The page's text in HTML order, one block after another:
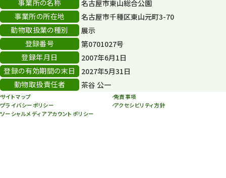
事業所の名称
名古屋市東山総合公園
事業所の所在地
名古屋市千種区東山元町3-70
動物取扱業の種別
展示
登録番号
第0701027号
登録年月日
2007年6月1日
登録の有効期間の末日
2027年5月31日
動物取扱責任者
茶谷 公一
サイトマップ
免責事項
プライバシーポリシー
アクセシビリティ方針
ソーシャルメディアアカウントポリシー